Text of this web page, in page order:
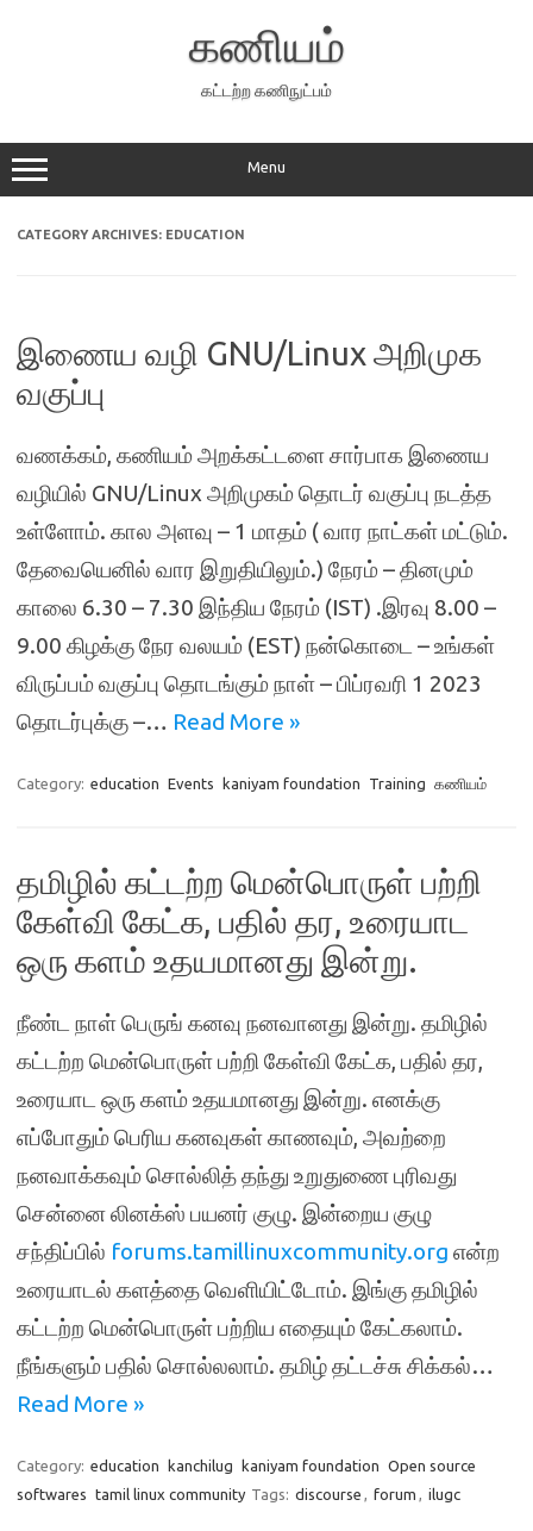
கணியம்
கட்டற்ற கணிநுட்பம்
Menu
CATEGORY ARCHIVES: EDUCATION
இணைய வழி GNU/Linux அறிமுக
வகுப்பு
வணக்கம், கணியம் அறக்கட்டளை சார்பாக இணைய
வழியில் GNU/Linux அறிமுகம் தொடர் வகுப்பு நடத்த
உள்ளோம். கால அளவு – 1 மாதம் ( வார நாட்கள் மட்டும்.
தேவையெனில் வார இறுதியிலும்.) நேரம் – தினமும்
காலை 6.30 – 7.30 இந்திய நேரம் (IST) .இரவு 8.00 –
9.00 கிழக்கு நேர வலயம் (EST) நன்கொடை – உங்கள்
விருப்பம் வகுப்பு தொடங்கும் நாள் – பிப்ரவரி 1 2023
தொடர்புக்கு –… Read More »
Category: education Events kaniyam foundation Training கணியம்
தமிழில் கட்டற்ற மென்பொருள் பற்றி
கேள்வி கேட்க, பதில் தர, உரையாட
ஒரு களம் உதயமானது இன்று.
நீண்ட நாள் பெருங் கனவு நனவானது இன்று. தமிழில்
கட்டற்ற மென்பொருள் பற்றி கேள்வி கேட்க, பதில் தர,
உரையாட ஒரு களம் உதயமானது இன்று. எனக்கு
எப்போதும் பெரிய கனவுகள் காணவும், அவற்றை
நனவாக்கவும் சொல்லித் தந்து உறுதுணை புரிவது
சென்னை லினக்ஸ் பயனர் குழு. இன்றைய குழு
சந்திப்பில் forums.tamillinuxcommunity.org என்ற
உரையாடல் களத்தை வெளியிட்டோம். இங்கு தமிழில்
கட்டற்ற மென்பொருள் பற்றிய எதையும் கேட்கலாம்.
நீங்களும் பதில் சொல்லலாம். தமிழ் தட்டச்சு சிக்கல்…
Read More »
Category: education kanchilug kaniyam foundation Open source
softwares tamil linux community Tags: discourse , forum , ilugc